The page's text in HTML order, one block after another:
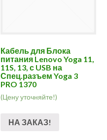
Кабель для Блока
питания Lenovo Yoga 11,
11S, 13, с USB на
Спец.разъем Yoga 3
PRO 1370
(Цену уточняйте!)
НА ЗАКАЗ!